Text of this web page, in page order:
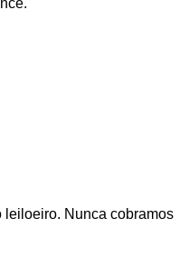
leiloeiro. Nunca cobramos